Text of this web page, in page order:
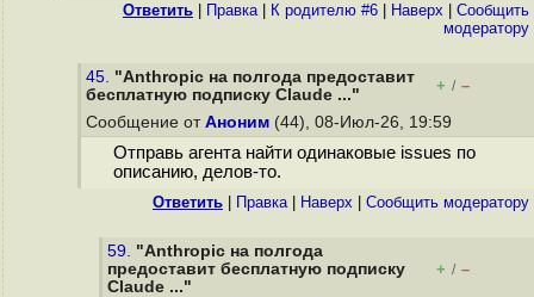
Ответить Правка| К родителю #6 Наверх
Cообщить
модератору
45. "Anthropic на полгода предоставит
бесплатную подписку Claude ..."
+ / –
Сообщение от Аноним (44), 08-Июл-26, 19:59
Отправь агента найти одинаковые issues по
описанию, делов-то.
Ответить Правка| Наверх Cообщить модератору
59. "Anthropic на полгода
предоставит бесплатную подписку
Claude ..."
+ / –